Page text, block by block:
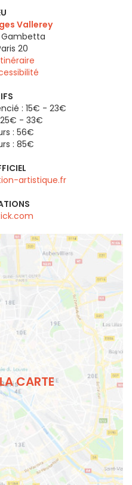
Vallerey
Gambetta
20
: 15€ - 23€
- 33€
: 56€
: 85€
artistique.fr
CARTE